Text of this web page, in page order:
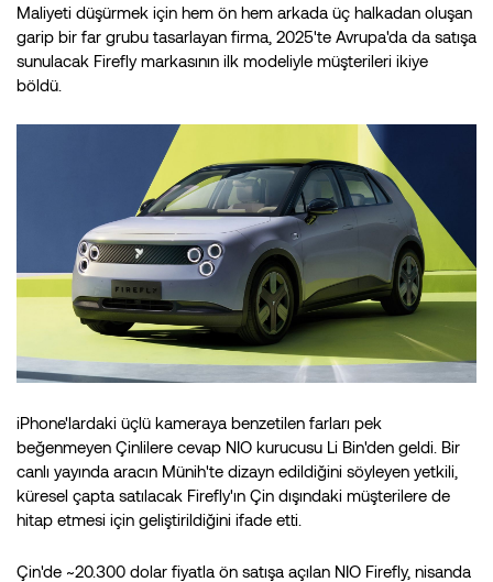
Maliyeti düşürmek için hem ön hem arkada üç halkadan oluşan
garip bir far grubu tasarlayan firma, 2025'te Avrupa'da da satışa
sunulacak Firefly markasının ilk modeliyle müşterileri ikiye
böldü.
iPhone'lardaki üçlü kameraya benzetilen farları pek
beğenmeyen Çinlilere cevap NIO kurucusu Li Bin'den geldi. Bir
canlı yayında aracın Münih'te dizayn edildiğini söyleyen yetkili,
küresel çapta satılacak Firefly'ın Çin dışındaki müşterilere de
hitap etmesi için geliştirildiğini ifade etti.
Çin'de ~20.300 dolar fiyatla ön satışa açılan NIO Firefly, nisanda